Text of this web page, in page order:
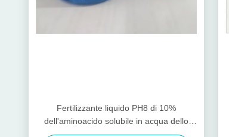
Fertilizzante liquido PH8 di 10%
dell'aminoacido solubile in acqua dello
zinco